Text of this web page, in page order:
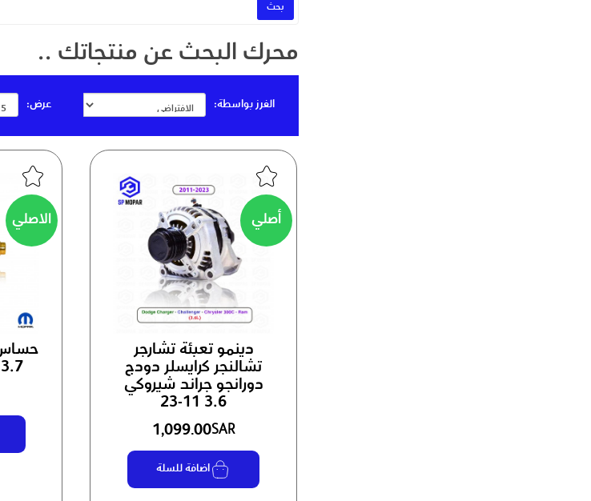
محرك البحث عن منتجاتك ..
الفرز بواسطة: عرض:
أصلي
دينمو تعبئة تشارجر
تشالنجر كرايسلر دودج
دورانجو جراند شيروكي
3.6 11-23
1,099.00SAR
اضافة للسلة
الاصلي
3.7 6.4 2008-2023